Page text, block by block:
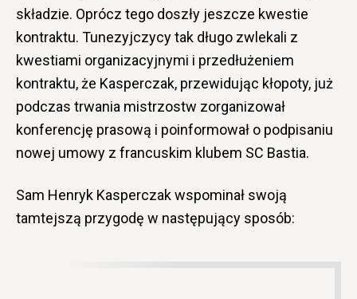
składzie. Oprócz tego doszły jeszcze kwestie
kontraktu. Tunezyjczycy tak długo zwlekali z
kwestiami organizacyjnymi i przedłużeniem
kontraktu, że Kasperczak, przewidując kłopoty, już
podczas trwania mistrzostw zorganizował
konferencję prasową i poinformował o podpisaniu
nowej umowy z francuskim klubem SC Bastia.
Sam Henryk Kasperczak wspominał swoją
tamtejszą przygodę w następujący sposób: